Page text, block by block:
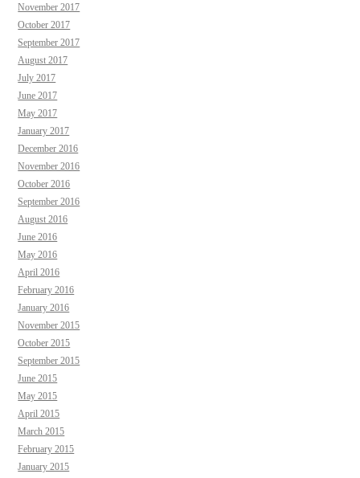
November 2017
October 2017
September 2017
August 2017
July 2017
June 2017
May 2017
January 2017
December 2016
November 2016
October 2016
September 2016
August 2016
June 2016
May 2016
April 2016
February 2016
January 2016
November 2015
October 2015
September 2015
June 2015
May 2015
April 2015
March 2015
February 2015
January 2015